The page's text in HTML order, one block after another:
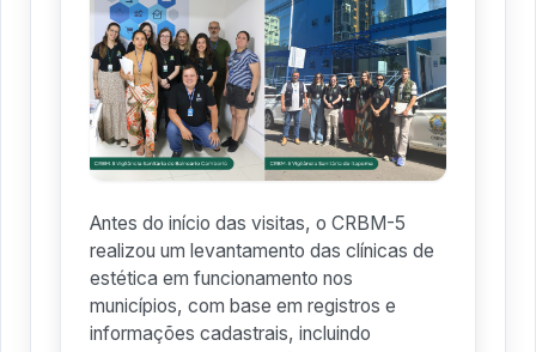
Antes do início das visitas, o CRBM-5
realizou um levantamento das clínicas de
estética em funcionamento nos
municípios, com base em registros e
informações cadastrais, incluindo